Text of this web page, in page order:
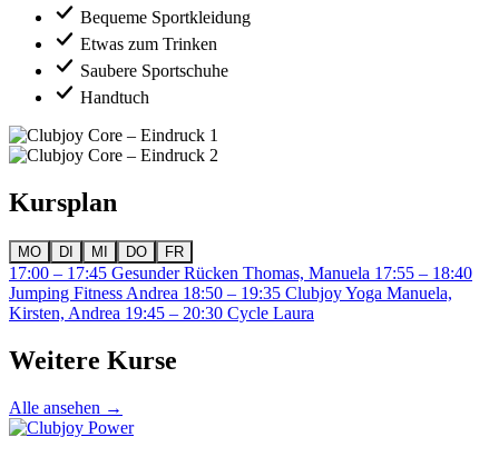
Bequeme Sportkleidung
Etwas zum Trinken
Saubere Sportschuhe
Handtuch
Kursplan
MO DI MI DO FR
17:00 – 17:45 Gesunder Rücken Thomas, Manuela 17:55 – 18:40
Jumping Fitness Andrea 18:50 – 19:35 Clubjoy Yoga Manuela,
Kirsten, Andrea 19:45 – 20:30 Cycle Laura
Weitere Kurse
Alle ansehen →